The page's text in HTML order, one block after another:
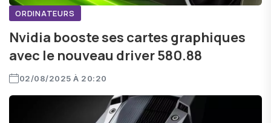
ORDINATEURS
Nvidia booste ses cartes graphiques
avec le nouveau driver 580.88
02/08/2025 À 20:20